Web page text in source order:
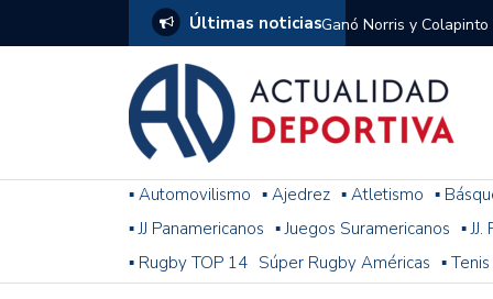
Últimas noticiasGanó Norris y
1
El penal de Barracas
Monumental
Se jugó una nueva
Arrancó el Torneo
Franco Colapinto giró
▪ Automovilismo ▪ Ajedrez ▪ Atletismo ▪
▪ JJ Panamericanos ▪ Juegos Suramericanos ▪
▪ Rugby TOP 14 Súper Rugby Américas ▪ Tenis